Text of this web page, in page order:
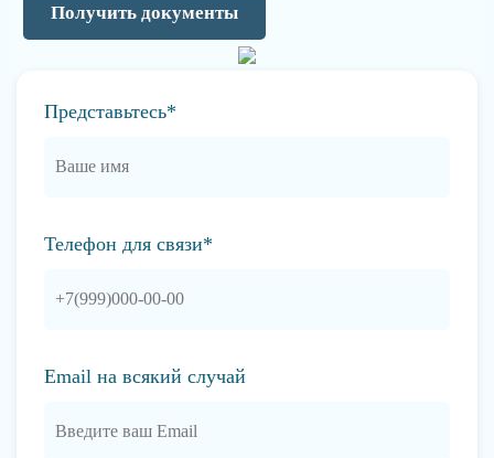
Получить документы
Представьтесь*
Телефон для связи*
Email на всякий случай